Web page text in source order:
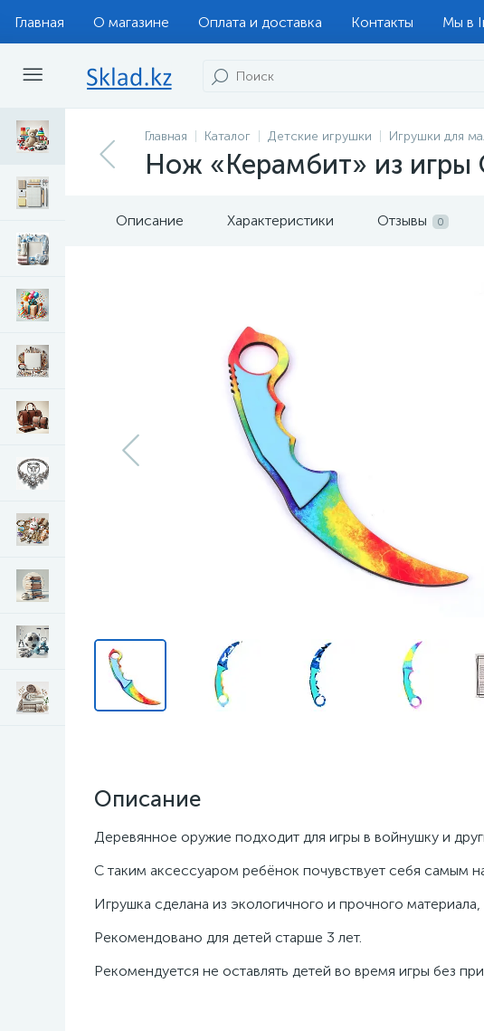
Главная О магазине Оплата и доставка Контакты Мы в
Главная Каталог Детские игрушки Игрушки для
Нож «Керамбит» из
Описание Характеристики Отзывы 0
Описание
Деревянное оружие подходит для игры в войнушку и
С таким аксессуаром ребёнок почувствует себя самым
Игрушка сделана из экологичного и прочного
Рекомендовано для детей старше 3 лет.
Рекомендуется не оставлять детей во время игры без